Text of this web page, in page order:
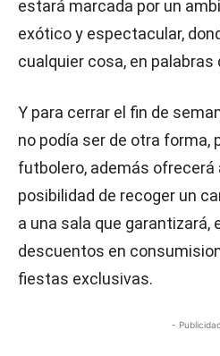
estará marcada por un
exótico y espectacular,
cualquier cosa, en palabras
Y para cerrar el fin de
no podía ser de otra forma,
futbolero, además ofrecerá
posibilidad de recoger un
a una sala que garantizará,
descuentos en
fiestas exclusivas.
-